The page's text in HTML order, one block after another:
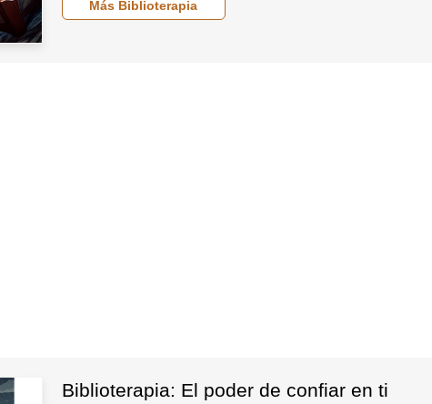
Más Biblioterapia
Biblioterapia: El poder de confiar en ti